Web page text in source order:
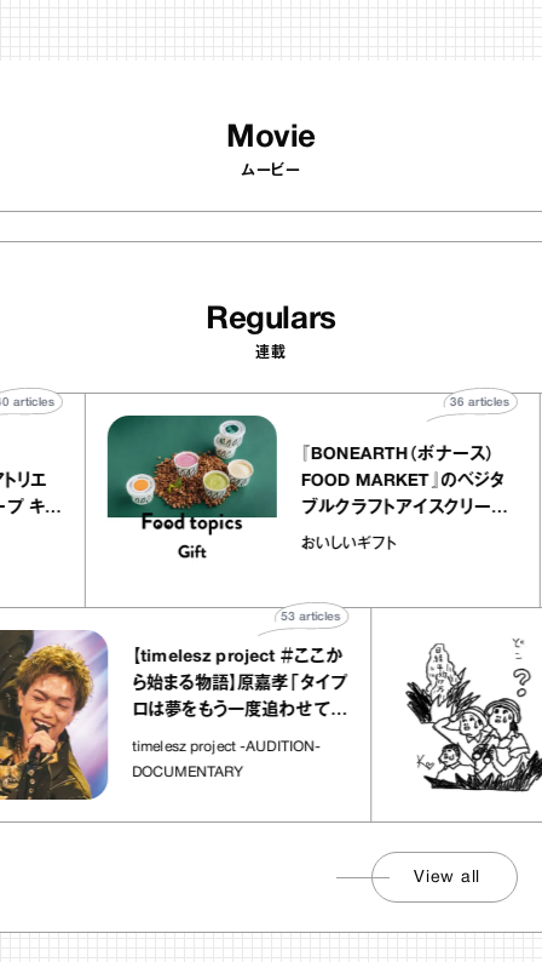
Movie
ムービー
Regulars
連載
ー アトリエ
クレープ キャ
40 articles
『BONEARTH（ボナース）
FOOD MARKET』のベジ
ブルクラフトアイスクリー
｜真野知子の「おいしい
おいしいギフト
36
【timelesz project ＃ここか
ら始まる物語】原嘉孝「タイプ
ロは夢をもう一度追わせてく
れた場所」
timelesz project -AUDITION-
DOCUMENTARY
articles
View all